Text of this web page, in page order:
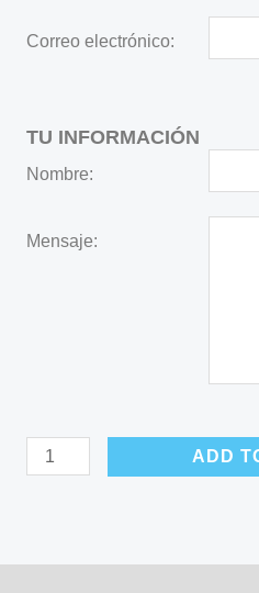
Correo electrónico:
TU INFORMACIÓN
Nombre:
Mensaje:
Tarjeta
ADD